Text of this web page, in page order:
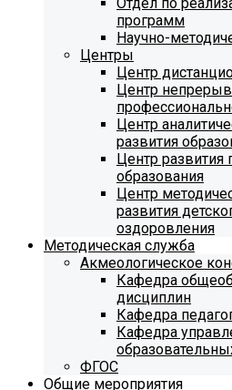
программ
Научно-
Центры
Центр
Центр
Центр
развития
Центр развития
образования
Центр
развития
оздоровления
Методическая служба
Акмеологическое
Кафедра
дисциплин
Кафедра
Кафедра
ФГОС
Общие мероприятия